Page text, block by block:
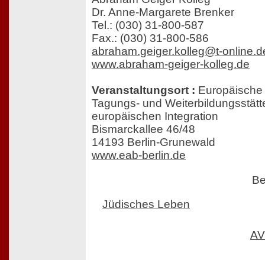
Dr. Anne-Margarete Brenker
Tel.: (030) 31-800-587
Fax.: (030) 31-800-586
abraham.geiger.kolleg@t-
www.abraham-geiger-kolleg.de
Veranstaltungsort :
Tagungs- und
europäischen Integration
Bismarckallee 46/48
14193 Berlin-Grunewald
www.eab-berlin.de
Jüdisches Leben